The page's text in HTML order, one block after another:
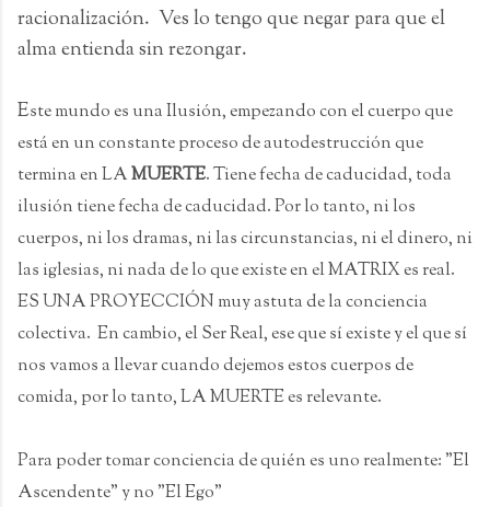
racionalización. Ves lo tengo que negar para que el
alma entienda sin rezongar.
Este mundo es una Ilusión, empezando con el cuerpo que
está en un constante proceso de autodestrucción que
termina en LAMUERTE. Tiene fecha de caducidad, toda
ilusión tiene fecha de caducidad. Por lo tanto, ni los
cuerpos, ni los dramas, ni las circunstancias, ni el dinero, ni
las iglesias, ni nada de lo que existe en el MATRIX es real.
ES UNA PROYECCIÓN muy astuta de la conciencia
colectiva. En cambio, el Ser Real, ese que sí existe y el que sí
nos vamos a llevar cuando dejemos estos cuerpos de
comida, por lo tanto, LA MUERTE es relevante.
Para poder tomar conciencia de quién es uno realmente: "El
Ascendente" y no "El Ego"